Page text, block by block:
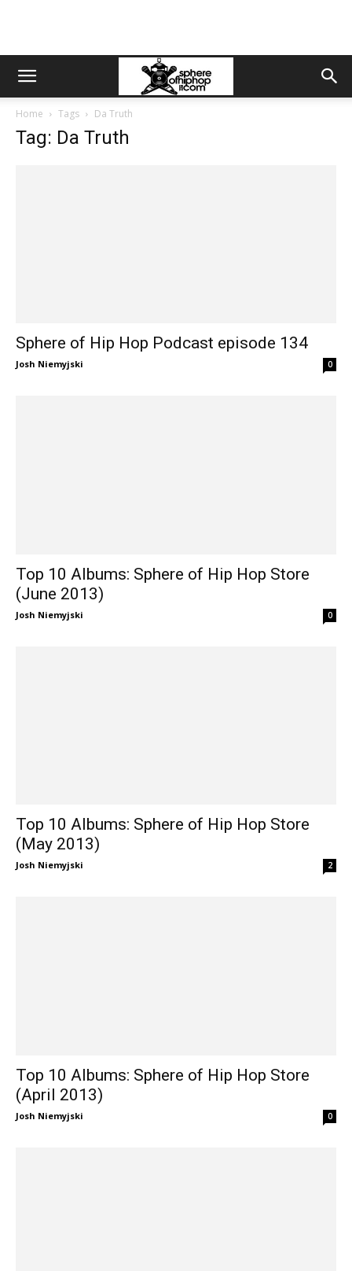
Home Tags Da Truth
Tag: Da Truth
Sphere of Hip Hop Podcast episode 134
Josh Niemyjski 0
Top 10 Albums: Sphere of Hip Hop Store
(June 2013)
Josh Niemyjski 0
Top 10 Albums: Sphere of Hip Hop Store
(May 2013)
Josh Niemyjski 2
Top 10 Albums: Sphere of Hip Hop Store
(April 2013)
Josh Niemyjski 0